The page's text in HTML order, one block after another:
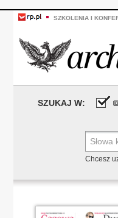
SZKOLENIA I
SZUKAJ W:
Chcesz